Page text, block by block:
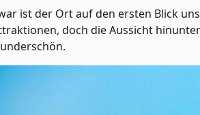
ist der Ort auf den ersten Blick
doch die Aussicht